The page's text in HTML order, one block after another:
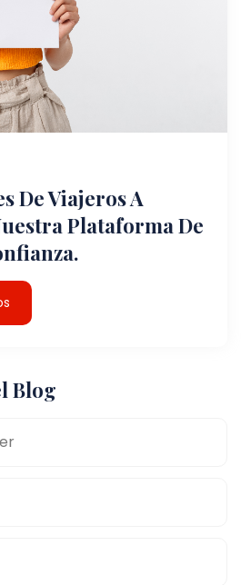
De Viajeros A
Plataforma De
Blog